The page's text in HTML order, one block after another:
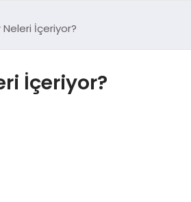
Neleri İçeriyor?
İçeriyor?